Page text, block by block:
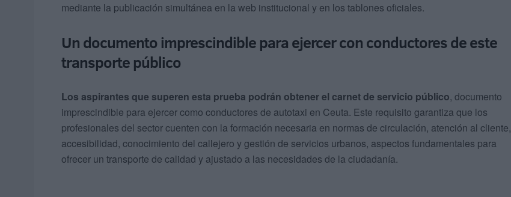
mediante la publicación simultánea en la web institucional y en los tablones oficiales.
Un documento imprescindible para ejercer con conductores de este
transporte público
Los aspirantes que superen esta prueba podrán obtener el carnet de servicio público, documento
imprescindible para ejercer como conductores de autotaxi en Ceuta. Este requisito garantiza que los
profesionales del sector cuenten con la formación necesaria en normas de circulación, atención al cliente,
accesibilidad, conocimiento del callejero y gestión de servicios urbanos, aspectos fundamentales para
ofrecer un transporte de calidad y ajustado a las necesidades de la ciudadanía.